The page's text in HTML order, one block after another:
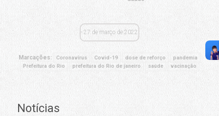
27 de março de 2022
Marcações: Coronavírus Covid-19 dose de reforço
pandemia
Prefeitura do Rio
prefeitura do Rio de janeiro saúde vacinação
Notícias